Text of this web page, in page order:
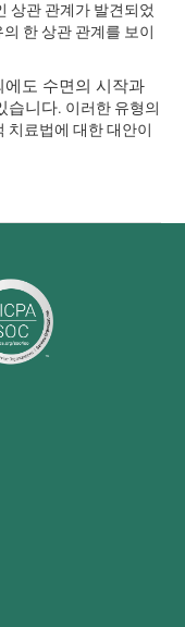
상관 관계가 발견되었
한 상관 관계를 보이
도 수면의 시작과
습니다. 이러한 유형의
치료법에 대한 대안이